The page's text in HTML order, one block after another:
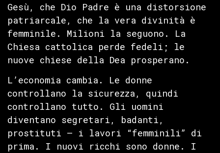
Gesù, che Dio Padre è una distorsione
patriarcale, che la vera divinità è
femminile. Milioni la seguono. La
Chiesa cattolica perde fedeli; le
nuove chiese della Dea prosperano.
L’economia cambia. Le donne
controllano la sicurezza, quindi
controllano tutto. Gli uomini
diventano segretari, badanti,
prostituti — i lavori “femminili” di
prima. I nuovi ricchi sono donne. I